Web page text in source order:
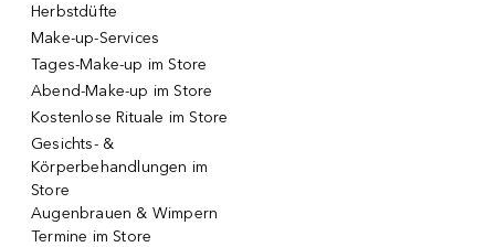
Herbstdüfte
Make-up-Services
Tages-Make-up im Store
Abend-Make-up im Store
Kostenlose Rituale im Store
Gesichts- &
Körperbehandlungen im
Store
Augenbrauen & Wimpern
Termine im Store